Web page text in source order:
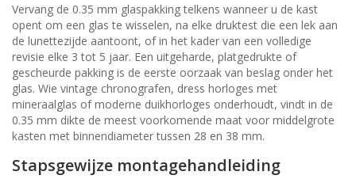
Vervang de 0.35 mm glaspakking telkens wanneer u de kast
opent om een glas te wisselen, na elke druktest die een lek aan
de lunettezijde aantoont, of in het kader van een volledige
revisie elke 3 tot 5 jaar. Een uitgeharde, platgedrukte of
gescheurde pakking is de eerste oorzaak van beslag onder het
glas. Wie vintage chronografen, dress horloges met
mineraalglas of moderne duikhorloges onderhoudt, vindt in de
0.35 mm dikte de meest voorkomende maat voor middelgrote
kasten met binnendiameter tussen 28 en 38 mm.
Stapsgewijze montagehandleiding